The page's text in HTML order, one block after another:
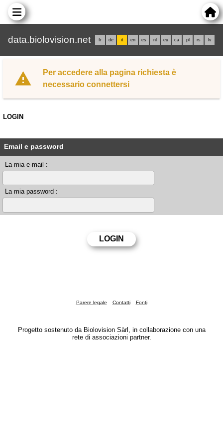
data.biolovision.net fr de it en es nl eu ca pl rs lv
Per accedere alla pagina richiesta è
necessario connettersi
LOGIN
Email e password
La mia e-mail :
La mia password :
Parere legale Contatti Fonti
Progetto sostenuto da Biolovision Sàrl, in collaborazione con una
rete di associazioni partner.